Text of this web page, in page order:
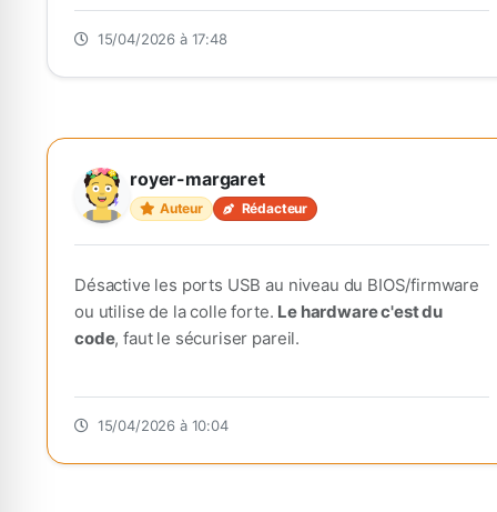
15/04/2026 à 17:48
royer-margaret
Auteur Rédacteur
Désactive les ports USB au niveau du BIOS/firmware
ou utilise de la colle forte. Le hardware c'est du
code, faut le sécuriser pareil.
15/04/2026 à 10:04